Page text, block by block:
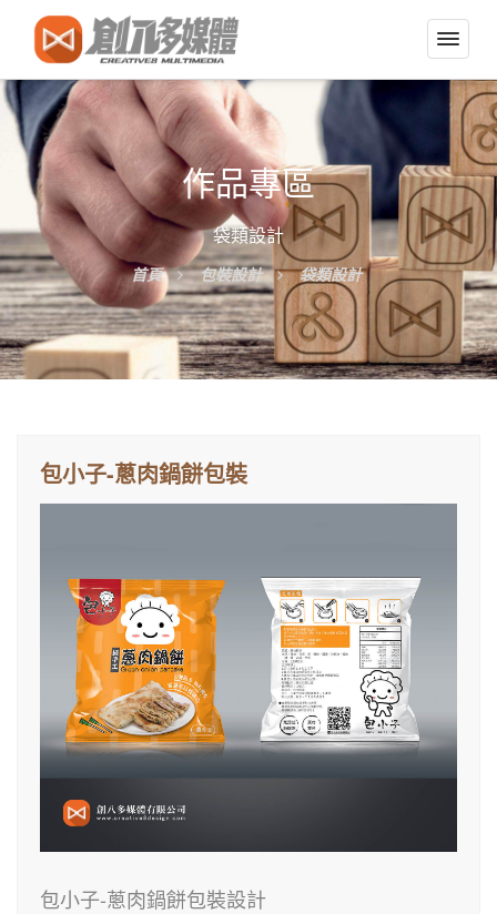
切
換
導
選
單
作品專區
袋類設計
首頁 包裝設計 袋類設計
包小子-蔥肉鍋餅包裝
包小子-蔥肉鍋餅包裝設計